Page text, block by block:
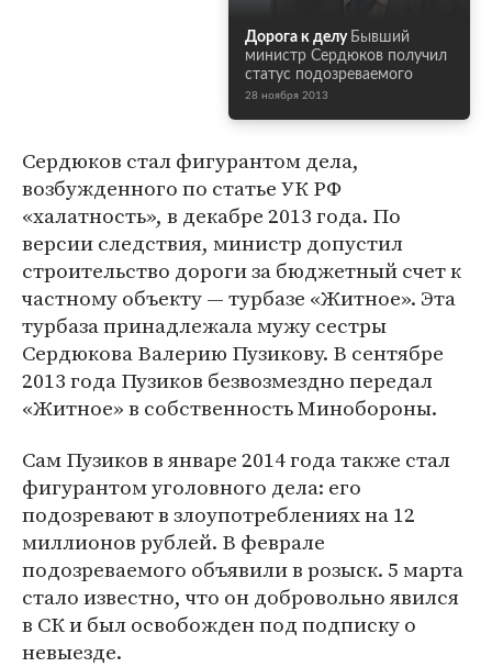
Дорога к делу Бывший
министр Сердюков получил
статус подозреваемого
28 ноября 2013
Сердюков стал фигурантом дела,
возбужденного по статье УК РФ
«халатность», в декабре 2013 года. По
версии следствия, министр допустил
строительство дороги за бюджетный счет к
частному объекту — турбазе «Житное». Эта
турбаза принадлежала мужу сестры
Сердюкова Валерию Пузикову. В сентябре
2013 года Пузиков безвозмездно передал
«Житное» в собственность Минобороны.
Сам Пузиков в январе 2014 года также стал
фигурантом уголовного дела: его
подозревают в злоупотреблениях на 12
миллионов рублей. В феврале
подозреваемого объявили в розыск. 5 марта
стало известно, что он добровольно явился
в СК и был освобожден под подписку о
невыезде.